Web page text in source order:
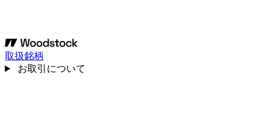
取扱銘柄
お取引について